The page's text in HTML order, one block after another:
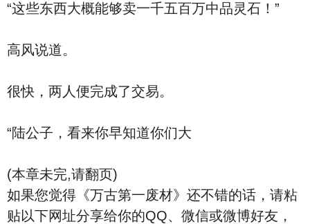
“这些东西大概能够卖一千五百万中品灵石！”
高风说道。
很快，两人便完成了交易。
“陆公子，看来你早知道你们大
(本章未完,请翻页)
如果您觉得《万古第一废材》还不错的话，请粘
贴以下网址分享给你的QQ、微信或微博好友，